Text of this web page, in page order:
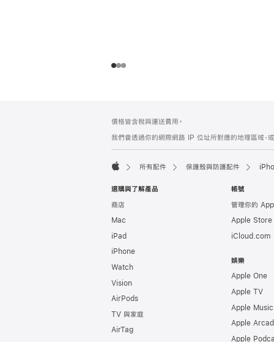
腳
價格皆含稅與運送費用。
我們會透過你的網際網路 IP 位址所對應的地理區域，
所有配件 保護殼與防護配件
選購與了解產品
商店
Mac
iPad
iPhone
Watch
Vision
AirPods
TV 與家庭
AirTag
帳號
管理你的
Apple Store
iCloud.com
娛樂
Apple One
Apple TV
Apple Music
Apple
Apple